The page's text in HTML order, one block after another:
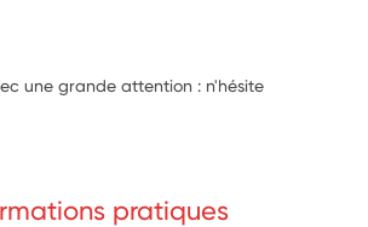
une grande attention : n'hésite
pratiques